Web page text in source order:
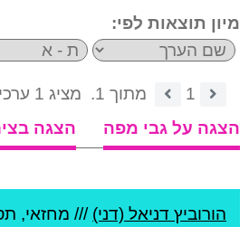
מיון תוצאות לפי:
1 מתוך 1.
מציג 1 ערכים.
הצגה על גבי מפה
הצגה
הורוביץ דניאל (דני) /// מחזאי,